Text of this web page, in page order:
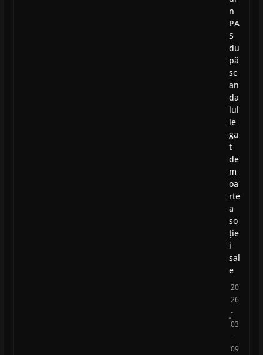
n
PA
S
du
pă
sc
an
da
lul
le
ga
t
de
m
oa
rte
a
so
ție
i
sal
e
20
26
-
03
-
09